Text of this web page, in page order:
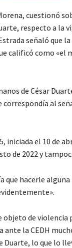
cuestionó
respecto a la
señaló que
calificó como
de César
al
el 10 de
de 2022 y
hacerle
de
ante la CEDH
lo que lo